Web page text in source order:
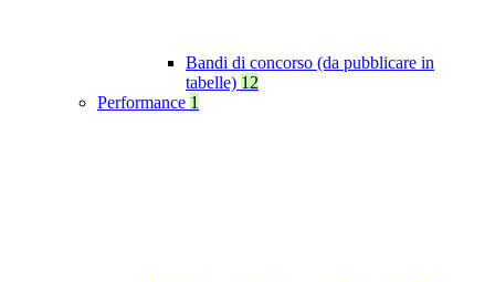
Bandi di concorso (da pubblicare in
tabelle) 12
Performance 1